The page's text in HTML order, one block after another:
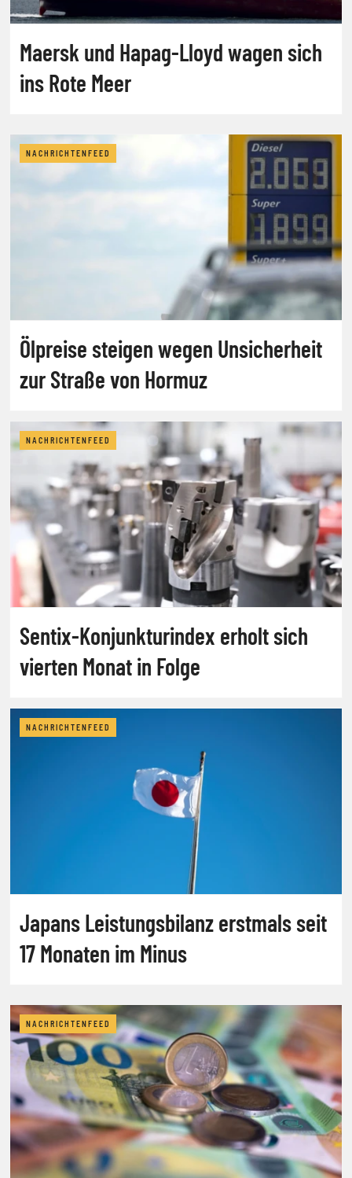
Maersk und Hapag-Lloyd wagen sich
ins Rote Meer
NACHRICHTENFEED
Ölpreise steigen wegen Unsicherheit
zur Straße von Hormuz
NACHRICHTENFEED
Sentix-Konjunkturindex erholt sich
vierten Monat in Folge
NACHRICHTENFEED
Japans Leistungsbilanz erstmals seit
17 Monaten im Minus
NACHRICHTENFEED